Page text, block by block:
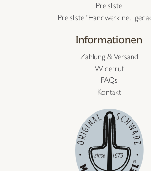
Preisliste
Preisliste "Handwerk neu
Informationen
Zahlung & Versand
Widerruf
FAQs
Kontakt